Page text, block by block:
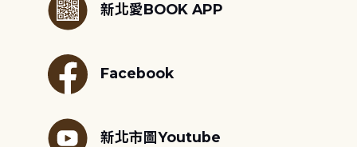
新北愛BOOK APP
Facebook
新北市圖Youtube